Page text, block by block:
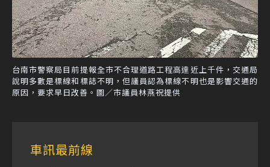
台南市警察局目前提報全市不合理道路工程高達近上千件，交通局
說明多數是標線和標誌不明，但議員認為標線不明也是影響交通的
原因，要求早日改善。圖／市議員林燕祝提供
車訊最前線